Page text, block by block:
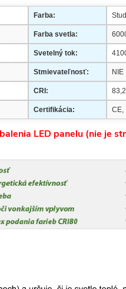
Farba:
Farba svetla:
Svetelný tok:
Stmievateľnosť: NIE
CRI: 83,2
Certifikácia: CE,
LED panelu (nie je